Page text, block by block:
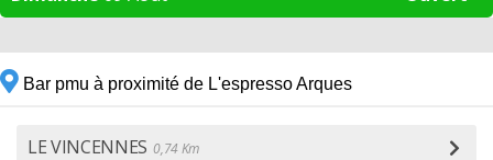
Bar pmu à proximité de L'espresso Arques
LE VINCENNES 0,74 Km